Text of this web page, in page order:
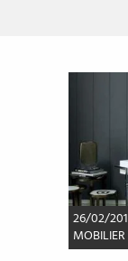
26/02/
MOBILIER